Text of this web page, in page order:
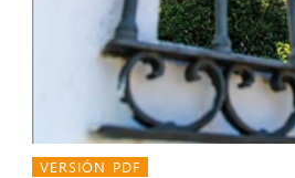
VERSIÓN PDF